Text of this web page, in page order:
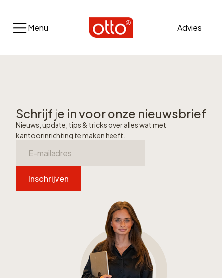
Menu Advies
Schrijf je in voor onze nieuwsbrief
Nieuws, update, tips & tricks over alles wat met
kantoorinrichting te maken heeft.
Inschrijven